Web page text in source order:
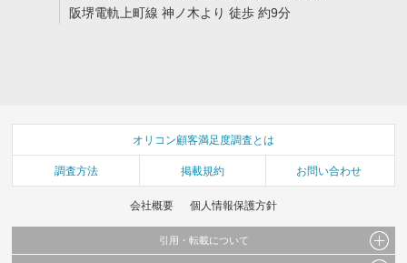
阪堺電軌上町線 神ノ木より 徒歩 約9分
オリコン顧客満足度調査とは
調査方法 掲載規約 お問い合わせ
会社概要 個人情報保護方針
引用・転載について